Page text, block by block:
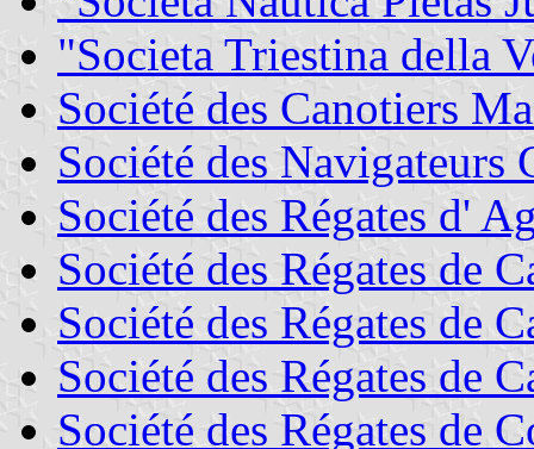
"Societa Triestina della
Société des Canotiers
Société des Navigateurs
Société des Régates d'
Société des Régates de
Société des Régates de
Société des Régates de
Société des Régates de